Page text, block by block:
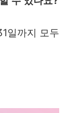
일까지 모두